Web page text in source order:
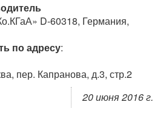
D-60318, Германия,
по адресу:
пер. Капранова, д.3, стр.2
20 июня 2016 г.